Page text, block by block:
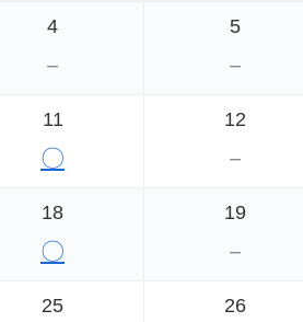
4
－
5
－
11
〇
12
－
18
〇
19
－
25 26